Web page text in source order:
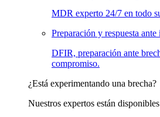
MDR experto 24/7 en todo
Preparación y respuesta ante
DFIR, preparación ante
compromiso.
¿Está experimentando una brecha?
Nuestros expertos están